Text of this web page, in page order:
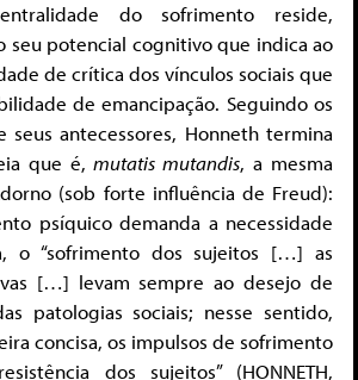
do sofrimento reside,
seu potencial cognitivo que indica ao
de crítica dos vínculos sociais que
de emancipação. Seguindo os
seus antecessores, Honneth termina
que é,mutatis mutandis, a mesma
(sob forte influência de Freud):
psíquico demanda a necessidade
o “sofrimento dos sujeitos […] as
[…] levam sempre ao desejo de
patologias sociais; nesse sentido,
concisa, os impulsos de sofrimento
dos sujeitos” (HONNETH,